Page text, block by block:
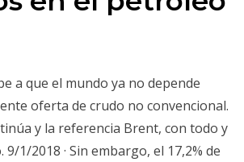
a que el mundo ya no depende
oferta de crudo no convencional.
y la referencia Brent, con todo y
1/2018 · Sin embargo, el 17,2% de